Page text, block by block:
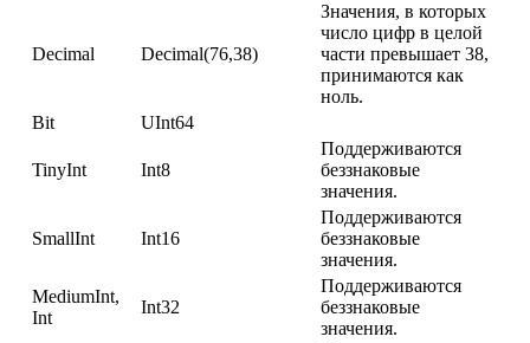
Decimal Decimal(76,38)
Значения, в которых
число цифр в целой
части превышает 38,
принимаются как
ноль.
Bit
UInt64
TinyInt Int8
Поддерживаются
беззнаковые
значения.
SmallInt Int16
Поддерживаются
беззнаковые
значения.
MediumInt,
Int
Int32
Поддерживаются
беззнаковые
значения.